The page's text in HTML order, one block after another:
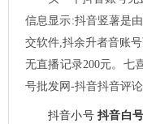
信息显示:抖音竖薯是
交软件,抖余升者音账
无直播记录200元。七
号批发网-抖音抖音评
抖音小号抖音白